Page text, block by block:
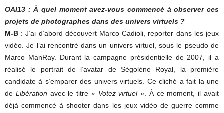
OAI13 : À quel moment avez-vous commencé à observer ces
projets de photographes dans des univers virtuels ?
M-B : J’ai d’abord découvert Marco Cadioli, reporter dans les jeux
vidéo. Je l’ai rencontré dans un univers virtuel, sous le pseudo de
Marco ManRay. Durant la campagne présidentielle de 2007, il a
réalisé le portrait de l’avatar de Ségolène Royal, la première
candidate à s’emparer des univers virtuels. Ce cliché a fait la une
de Libération avec le titre « Votez virtuel » . À ce moment, il avait
déjà commencé à shooter dans les jeux vidéo de guerre comme